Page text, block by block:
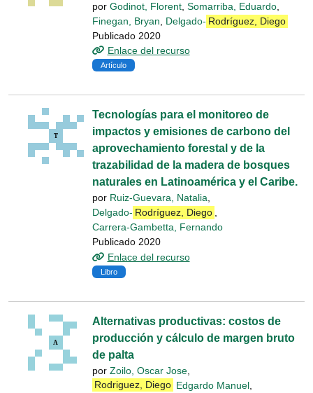
por Godinot, Florent Somarriba, Eduardo
Finegan, Bryan
Delgado- Rodríguez, Diego
Publicado 2020
Enlace del recurso
Artículo
Tecnologías para el monitoreo de
impactos y emisiones de carbono del
aprovechamiento forestal y de la
trazabilidad de la madera de bosques
naturales en Latinoamérica y el Caribe.
por Ruiz-Guevara, Natalia,
Delgado- Rodríguez, Diego ,
Carrera-Gambetta, Fernando
Publicado 2020
Enlace del recurso
Libro
Alternativas productivas: costos de
producción y cálculo de margen bruto
de palta
por Zoilo, Oscar Jose
Rodriguez, Diego Edgardo Manuel,